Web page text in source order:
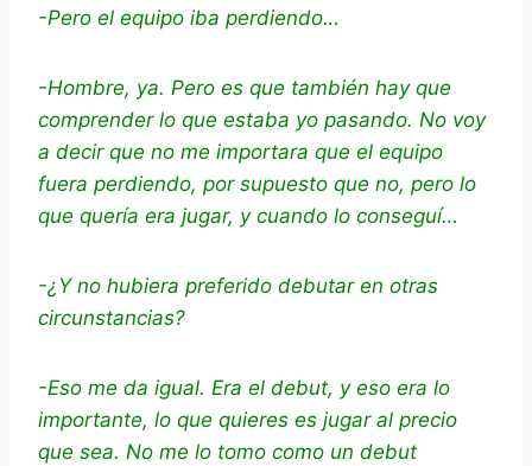
-Pero el equipo iba perdiendo…
-Hombre, ya. Pero es que también hay que
comprender lo que estaba yo pasando. No voy
a decir que no me importara que el equipo
fuera perdiendo, por supuesto que no, pero lo
que quería era jugar, y cuando lo conseguí…
-¿Y no hubiera preferido debutar en otras
circunstancias?
-Eso me da igual. Era el debut, y eso era lo
importante, lo que quieres es jugar al precio
que sea. No me lo tomo como un debut